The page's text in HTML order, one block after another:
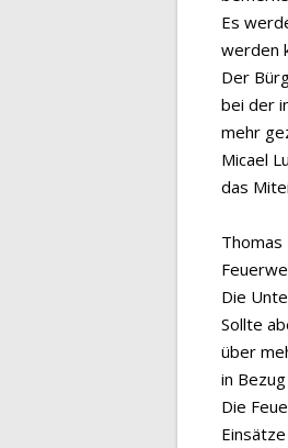
Es
werden
Der
bei der
mehr
Micael
das
Die
Sollte
über
in
Die